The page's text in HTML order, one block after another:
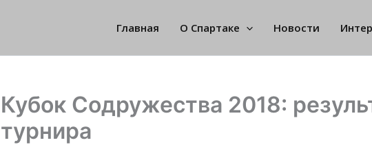
Главная О Спартаке Новости
Кубок Содружества 2018:
турнира